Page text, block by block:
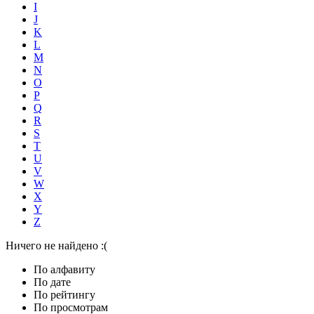
I
J
K
L
M
N
O
P
Q
R
S
T
U
V
W
X
Y
Z
Ничего не найдено :(
По алфавиту
По дате
По рейтингу
По просмотрам